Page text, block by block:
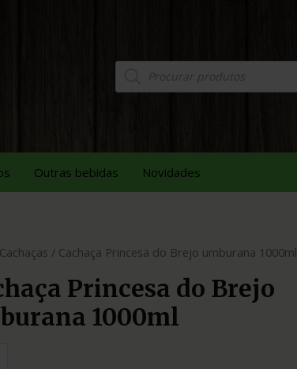
Outras bebidas Novidades
Cachaças / Cachaça Princesa do Brejo umburana 1000ml
Princesa do Brejo
1000ml